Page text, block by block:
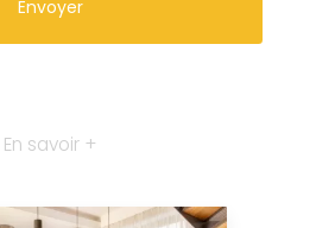
En savoir +